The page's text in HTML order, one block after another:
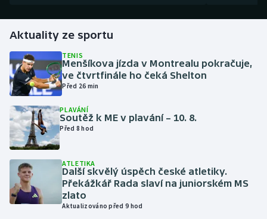
Futsal
Golf
Gymnastika
Házená
Jezdectví
Judo
Krasobruslení
Aktuality ze sportu
TENIS
Menšíkova jízda v Montrealu pokračuje,
ve čtvrtfinále ho čeká Shelton
Před 26 min
PLAVÁNÍ
Soutěž k ME v plavání – 10. 8.
Před 8 hod
ATLETIKA
Další skvělý úspěch české atletiky.
Překážkář Rada slaví na juniorském MS
zlato
Aktualizováno před 9 hod